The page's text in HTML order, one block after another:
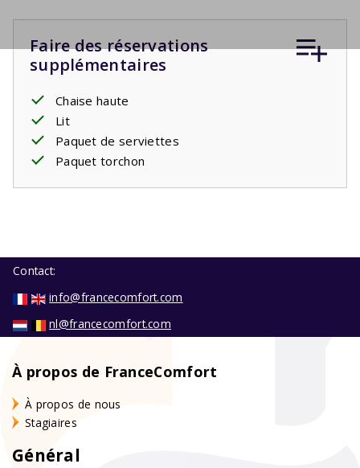
Faire des réservations
supplémentaires
Chaise haute
Lit
Paquet de serviettes
Paquet torchon
Contact:
info@francecomfort.com
nl@francecomfort.com
À propos de FranceComfort
À propos de nous
Stagiaires
Général